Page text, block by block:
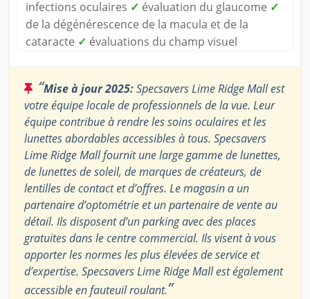
infections oculaires ✓ évaluation du glaucome ✓
de la dégénérescence de la macula et de la
cataracte ✓ évaluations du champ visuel
“Mise à jour 2025:Specsavers Lime Ridge Mall est
votre équipe locale de professionnels de la vue. Leur
équipe contribue à rendre les soins oculaires et les
lunettes abordables accessibles à tous. Specsavers
Lime Ridge Mall fournit une large gamme de lunettes,
de lunettes de soleil, de marques de créateurs, de
lentilles de contact et d’offres. Le magasin a un
partenaire d’optométrie et un partenaire de vente au
détail. Ils disposent d’un parking avec des places
gratuites dans le centre commercial. Ils visent à vous
apporter les normes les plus élevées de service et
d’expertise. Specsavers Lime Ridge Mall est également
accessible en fauteuil roulant.”